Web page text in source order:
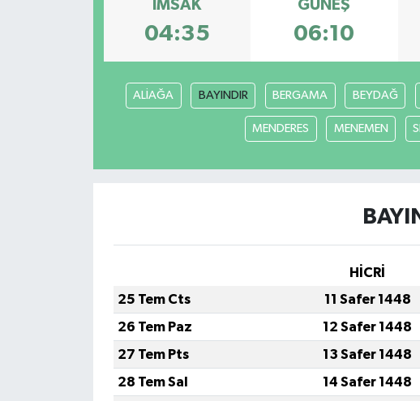
İMSAK
04:35
GÜNEŞ
06:10
ALİAĞA BAYINDIR BERGAMA BEYDAĞ
MENDERES MENEMEN
HİCRİ
25 Tem Cts
11 Safer 1448
26 Tem Paz
12 Safer 1448
27 Tem Pts
13 Safer 1448
28 Tem Sal
14 Safer 1448